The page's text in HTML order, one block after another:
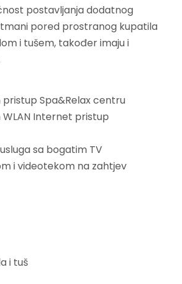
postavljanja dodatnog
pored prostranog kupatila
i tušem, također imaju i
Spa&Relax centru
Internet pristup
usluga sa bogatim TV
i videotekom na zahtjev
i tuš